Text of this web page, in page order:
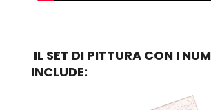
IL SET DI PITTURA CON I
INCLUDE: